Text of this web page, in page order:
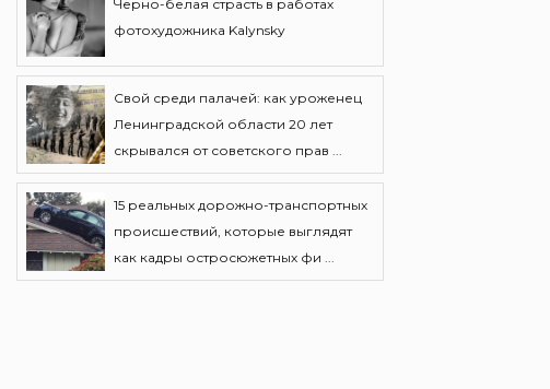
Черно-белая страсть в работах
фотохудожника Kalynsky
Свой среди палачей: как уроженец
Ленинградской области 20 лет
скрывался от советского прав ...
15 реальных дорожно-транспортных
происшествий, которые выглядят
как кадры остросюжетных фи ...